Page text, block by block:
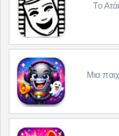
Το
Μια